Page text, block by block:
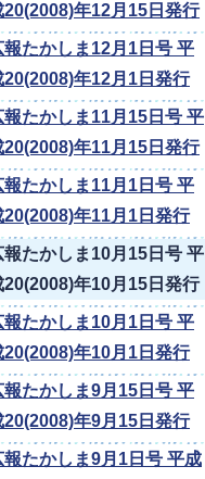
20(2008)年12月15日発行
報たかしま12月1日号 平
20(2008)年12月1日発行
報たかしま11月15日号 平
20(2008)年11月15日発行
報たかしま11月1日号 平
20(2008)年11月1日発行
報たかしま10月15日号 平
20(2008)年10月15日発行
報たかしま10月1日号 平
20(2008)年10月1日発行
報たかしま9月15日号 平
20(2008)年9月15日発行
報たかしま9月1日号 平成